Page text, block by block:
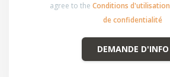
agree to the Conditions d'utilisation
de confidentialité
DEMANDE D'INFO